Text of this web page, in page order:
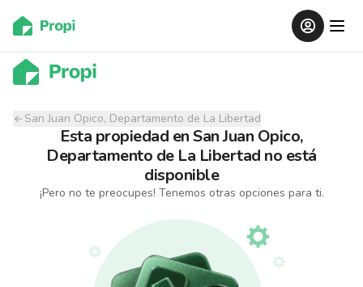
San Juan Opico, Departamento de La Libertad
Esta propiedad enSan Juan Opico,
Departamento de La Libertad no está
disponible
¡Pero no te preocupes! Tenemos otras opciones para ti.